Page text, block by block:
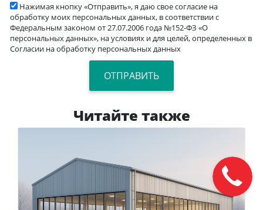
Нажимая кнопку «Отправить», я даю свое согласие на
обработку моих персональных данных, в соответствии с
Федеральным законом от 27.07.2006 года №152-ФЗ «О
персональных данных», на условиях и для целей, определенных в
Согласии на обработку персональных данных
Читайте также